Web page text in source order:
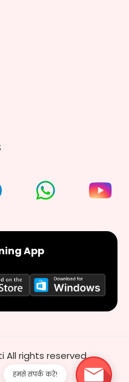
App
All rights reserved
हमसे संपर्क करें!